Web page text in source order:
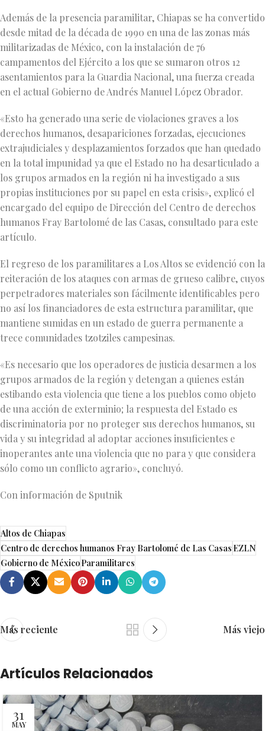
Además de la presencia paramilitar, Chiapas se ha convertido
desde mitad de la década de 1990 en una de las zonas más
militarizadas de México, con la instalación de 76
campamentos del Ejército a los que se sumaron otros 12
asentamientos para la Guardia Nacional, una fuerza creada
en el actual Gobierno de Andrés Manuel López Obrador.
«Esto ha generado una serie de violaciones graves a los
derechos humanos, desapariciones forzadas, ejecuciones
extrajudiciales y desplazamientos forzados que han quedado
en la total impunidad ya que el Estado no ha desarticulado a
los grupos armados en la región ni ha investigado a sus
propias instituciones por su papel en esta crisis», explicó el
encargado del equipo de Dirección del Centro de derechos
humanos Fray Bartolomé de las Casas, consultado para este
artículo.
El regreso de los paramilitares a Los Altos se evidenció con la
reiteración de los ataques con armas de grueso calibre, cuyos
perpetradores materiales son fácilmente identificables pero
no así los financiadores de esta estructura paramilitar, que
mantiene sumidas en un estado de guerra permanente a
trece comunidades tzotziles campesinas.
«Es necesario que los operadores de justicia desarmen a los
grupos armados de la región y detengan a quienes están
estibando esta violencia que tiene a los pueblos como objeto
de una acción de exterminio; la respuesta del Estado es
discriminatoria por no proteger sus derechos humanos, su
vida y su integridad al adoptar acciones insuficientes e
inoperantes ante una violencia que no para y que considera
sólo como un conflicto agrario», concluyó.
Con información de Sputnik
Altos de Chiapas
Centro de derechos humanos Fray Bartolomé de Las CasasEZLN
Gobierno de MéxicoParamilitares
Más reciente Más viejo
Artículos Relacionados
31
MAY